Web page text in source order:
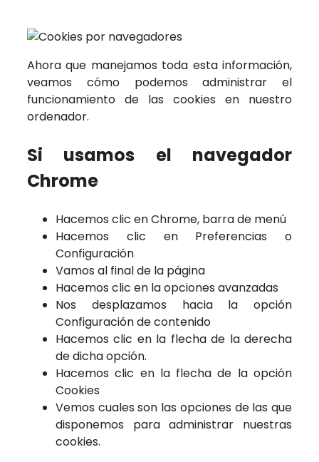
Ahora que manejamos toda esta información,
veamos cómo podemos administrar el
funcionamiento de las cookies en nuestro
ordenador.
Si usamos el navegador
Chrome
Hacemos clic en Chrome, barra de menú
Hacemos clic en Preferencias o
Configuración
Vamos al final de la página
Hacemos clic en la opciones avanzadas
Nos desplazamos hacia la opción
Configuración de contenido
Hacemos clic en la flecha de la derecha
de dicha opción.
Hacemos clic en la flecha de la opción
Cookies
Vemos cuales son las opciones de las que
disponemos para administrar nuestras
cookies.